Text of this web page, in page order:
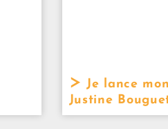
Je lance
Justine